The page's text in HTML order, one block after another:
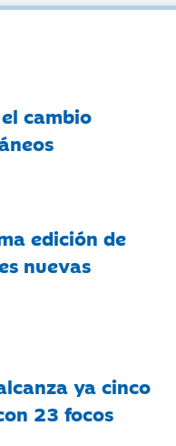
cambio
edición de
nuevas
ya cinco
23 focos